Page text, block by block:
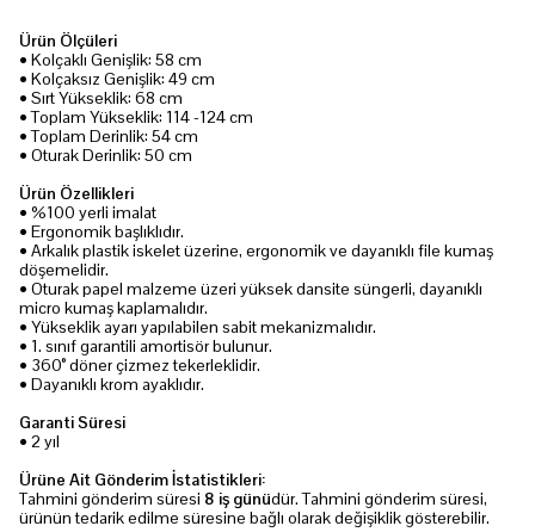
Ürün Ölçüleri
• Kolçaklı Genişlik: 58 cm
• Kolçaksız Genişlik: 49 cm
• Sırt Yükseklik: 68 cm
• Toplam Yükseklik: 114 -124 cm
• Toplam Derinlik: 54 cm
• Oturak Derinlik: 50 cm
Ürün Özellikleri
• %100 yerli imalat
• Ergonomik başlıklıdır.
• Arkalık plastik iskelet üzerine, ergonomik ve dayanıklı file kumaş
döşemelidir.
• Oturak papel malzeme üzeri yüksek dansite süngerli, dayanıklı
micro kumaş kaplamalıdır.
• Yükseklik ayarı yapılabilen sabit mekanizmalıdır.
• 1. sınıf garantili amortisör bulunur.
• 360° döner çizmez tekerleklidir.
• Dayanıklı krom ayaklıdır.
Garanti Süresi
• 2 yıl
Ürüne Ait Gönderim İstatistikleri:
Tahmini gönderim süresi 8 iş günüdür. Tahmini gönderim süresi,
ürünün tedarik edilme süresine bağlı olarak değişiklik gösterebilir.